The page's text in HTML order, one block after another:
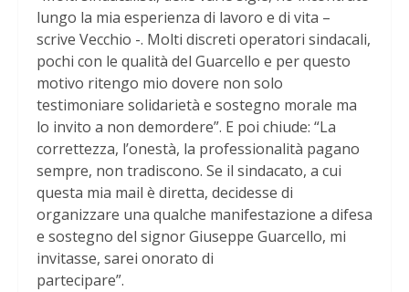
lungo la mia esperienza di lavoro e di vita –
scrive Vecchio -. Molti discreti operatori sindacali,
pochi con le qualità del Guarcello e per questo
motivo ritengo mio dovere non solo
testimoniare solidarietà e sostegno morale ma
lo invito a non demordere”. E poi chiude: “La
correttezza, l’onestà, la professionalità pagano
sempre, non tradiscono. Se il sindacato, a cui
questa mia mail è diretta, decidesse di
organizzare una qualche manifestazione a difesa
e sostegno del signor Giuseppe Guarcello, mi
invitasse, sarei onorato di
partecipare”.